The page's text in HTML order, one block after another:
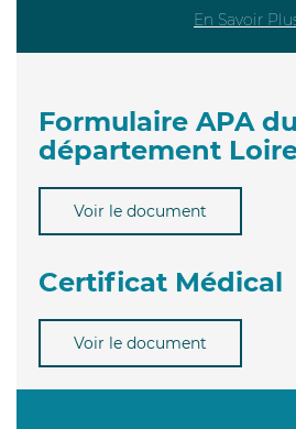
En Savoir
Formulaire APA du
département
Voir le document
Certificat Médical
Voir le document